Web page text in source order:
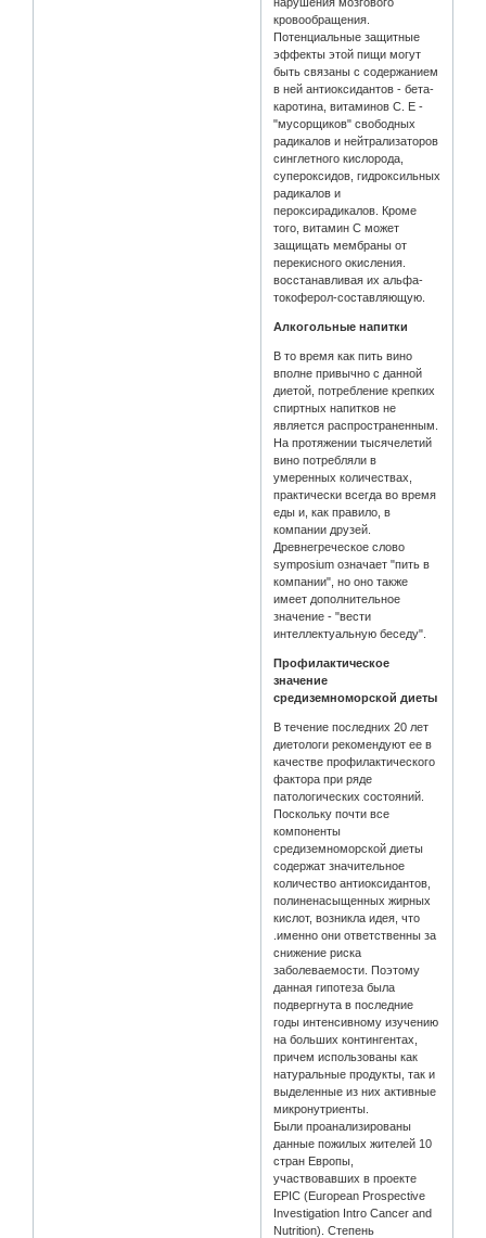
кровообращения.
Потенциальные защитные
эффекты этой пищи могут
быть связаны с содержанием
в ней антиоксидантов - бета-
каротина, витаминов С. Е -
"мусорщиков" свободных
радикалов и нейтрализаторов
синглетного кислорода,
супероксидов, гидроксильных
радикалов и
пероксирадикалов. Кроме
того, витамин С может
защищать мембраны от
перекисного окисления.
восстанавливая их альфа-
токоферол-составляющую.
Алкогольные напитки
В то время как пить вино
вполне привычно с данной
диетой, потребление крепких
спиртных напитков не
является распространенным.
На протяжении тысячелетий
вино потребляли в
умеренных количествах,
практически всегда во время
еды и, как правило, в
компании друзей.
Древнегреческое слово
symposium означает "пить в
компании", но оно также
имеет дополнительное
значение - "вести
интеллектуальную беседу".
Профилактическое
значение
средиземноморской диеты
В течение последних 20 лет
диетологи рекомендуют ее в
качестве профилактического
фактора при ряде
патологических состояний.
Поскольку почти все
компоненты
средиземноморской диеты
содержат значительное
количество антиоксидантов,
полиненасыщенных жирных
кислот, возникла идея, что
.именно они ответственны за
снижение риска
заболеваемости. Поэтому
данная гипотеза была
подвергнута в последние
годы интенсивному изучению
на больших контингентах,
причем использованы как
натуральные продукты, так и
выделенные из них активные
микронутриенты.
Были проанализированы
данные пожилых жителей 10
стран Европы,
участвовавших в проекте
EPIC (European Prospective
Investigation Intro Cancer and
Nutrition). Степень